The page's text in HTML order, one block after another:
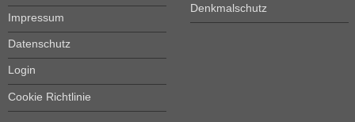
Impressum
Datenschutz
Login
Cookie Richtlinie
Denkmalschutz